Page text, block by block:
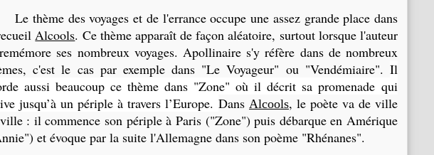
thème des voyages et de l'errance occupe une assez grande place dans
Alcools. Ce thème apparaît de façon aléatoire, surtout lorsque l'auteur
ses nombreux voyages. Apollinaire s'y réfère dans de nombreux
c'est le cas par exemple dans "Le Voyageur" ou "Vendémiaire". Il
aussi beaucoup ce thème dans "Zone" où il décrit sa promenade qui
jusqu’à un périple à travers l’Europe. Dans Alcools, le poète va de ville
: il commence son périple à Paris ("Zone") puis débarque en Amérique
et évoque par la suite l'Allemagne dans son poème "Rhénanes".